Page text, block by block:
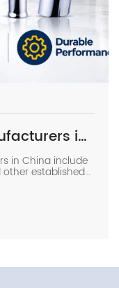
Top Sensor Faucet Manufacturers in China (2026 Update)
in China include
other established
faucets for
other high-traffic